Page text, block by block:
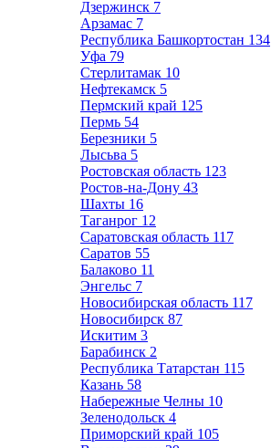
Дзержинск 7
Арзамас 7
Республика Башкортостан 134
Уфа 79
Стерлитамак 10
Нефтекамск 5
Пермский край 125
Пермь 54
Березники 5
Лысьва 5
Ростовская область 123
Ростов-на-Дону 43
Шахты 16
Таганрог 12
Саратовская область 117
Саратов 55
Балаково 11
Энгельс 7
Новосибирская область 117
Новосибирск 87
Искитим 3
Барабинск 2
Республика Татарстан 115
Казань 58
Набережные Челны 10
Зеленодольск 4
Приморский край 105